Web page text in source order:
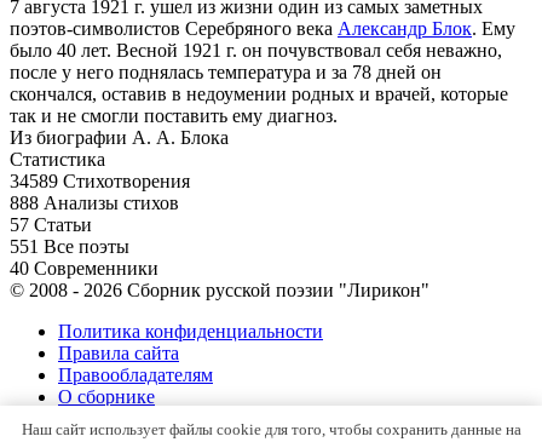
7 августа 1921 г. ушел из жизни один из самых заметных
поэтов-символистов Серебряного века Александр Блок. Ему
было 40 лет. Весной 1921 г. он почувствовал себя неважно,
после у него поднялась температура и за 78 дней он
скончался, оставив в недоумении родных и врачей, которые
так и не смогли поставить ему диагноз.
Из биографии А. А. Блока
Статистика
34589 Стихотворения
888 Анализы стихов
57 Статьи
551 Все поэты
40 Современники
© 2008 - 2026 Сборник русской поэзии "Лирикон"
Политика конфиденциальности
Правила сайта
Правообладателям
О сборнике
Контакты
Наш сайт использует файлы cookie для того, чтобы сохранить данные на